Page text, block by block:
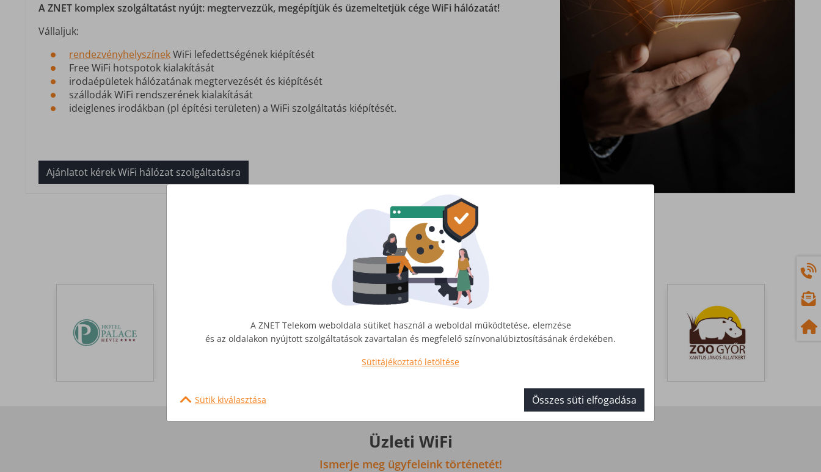
A ZNET komplex szolgáltatást nyújt: megtervezzük, megépítjük és üzemeltetjük cége WiFi hálózatát!
Vállaljuk:
rendezvényhelyszínekWiFi lefedettségének kiépítését
Free WiFi hotspotok kialakítását
irodaépületek hálózatának megtervezését és kiépítését
szállodák WiFi rendszerének kialakítását
ideiglenes irodákban (pl építési területen) a WiFi szolgáltatás kiépítését.
Ajánlatot kérek WiFi hálózat szolgáltatásra
Partnereink
Akik már a ZNET-et választották
Üzleti WiFi
Ismerje meg ügyfeleink történetét!
A ZNET Telekom weboldala sütiket használ a weboldal működtetése, elemzése
és az oldalakon nyújtott szolgáltatások zavartalan és megfelelő színvonalúbiztosításának érdekében.
Sütitájékoztató letöltése
Sütik kiválasztása Összes süti elfogadása